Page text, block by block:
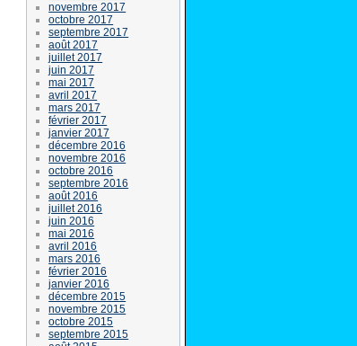
novembre 2017
octobre 2017
septembre 2017
août 2017
juillet 2017
juin 2017
mai 2017
avril 2017
mars 2017
février 2017
janvier 2017
décembre 2016
novembre 2016
octobre 2016
septembre 2016
août 2016
juillet 2016
juin 2016
mai 2016
avril 2016
mars 2016
février 2016
janvier 2016
décembre 2015
novembre 2015
octobre 2015
septembre 2015